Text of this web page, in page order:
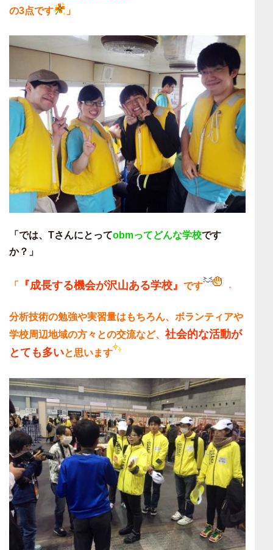
の3点です
」
「では、Tさんにとってobmってどんな学校です
か？」
「 『成長する機会が沢山ある学校』 です
分析技術の勉強や実習量はもちろん、ボランティアや
学校周辺地域の方々との交流など、 社会的な活動が
とても多いと思います